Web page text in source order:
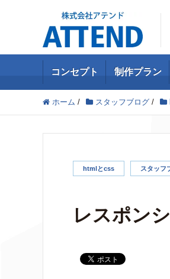
コンセプト 制作プラン
ホーム / スタッフブログ /
htmlとcss スタッフ
レスポン